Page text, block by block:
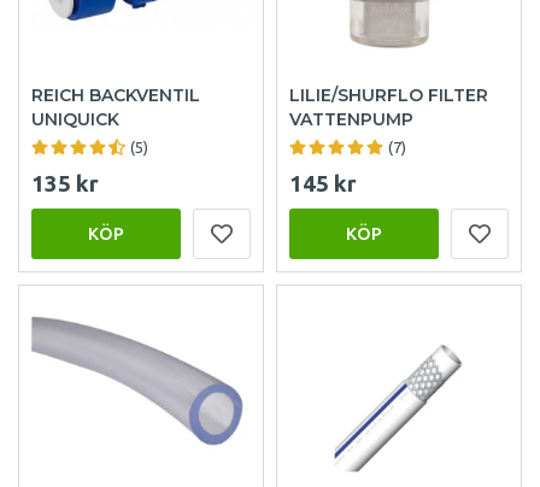
REICH BACKVENTIL
UNIQUICK
(5)
135 kr
KÖP
LILIE/SHURFLO FILTER
VATTENPUMP
(7)
145 kr
KÖP